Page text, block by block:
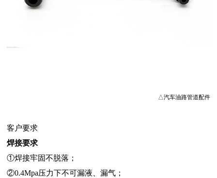
△汽车油路管道配件
客户要求
焊接要求
①焊接牢固不脱落；
②0.4Mpa压力下不可漏液、漏气；